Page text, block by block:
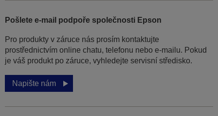
Pošlete e-mail podpoře společnosti Epson
Pro produkty v záruce nás prosím kontaktujte
prostřednictvím online chatu, telefonu nebo e-mailu. Pokud
je váš produkt po záruce, vyhledejte servisní středisko.
Napište nám